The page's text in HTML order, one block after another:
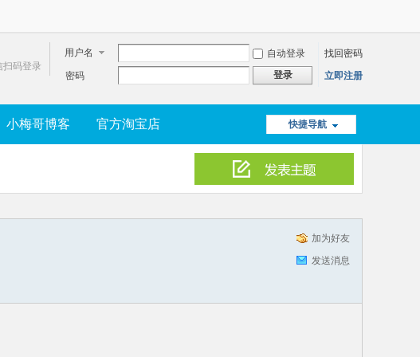
用户名 自动登录
找回密码
密码
登录 立即注册
扫码登录
快捷导航
小梅哥博客 官方淘宝店
加为好友
发送消息